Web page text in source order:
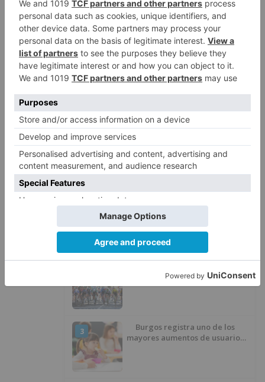
4
El Burgos CF anuncia que Álex
Lizancos ha sido operado con
éxito del menisco de su rodilla
izquierda
Detenidas tres personas en
hachís, cocaína y marihuana
ocultos en su vehículo
LO ÚLTIMO
1
replica al PSOE: «No se han
interrumpido» las
desinfecciones municipales
Una fuga combativa y otro
triunfo de Johnson animan la
penúltima jornada de la Vuelta a
3
Burgos registra uno de los
mayores aumentos de usuarios